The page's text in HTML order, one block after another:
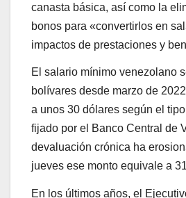
canasta básica, así como la
bonos para «convertirlos en
impactos de prestaciones y
El salario mínimo venezolano
bolívares desde marzo de
a unos 30 dólares según el
fijado por el Banco Central de
devaluación crónica ha
jueves ese monto equivale a
En los últimos años, el